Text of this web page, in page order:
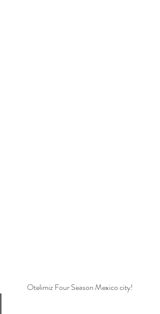
Otelimiz Four Season Mexico city!